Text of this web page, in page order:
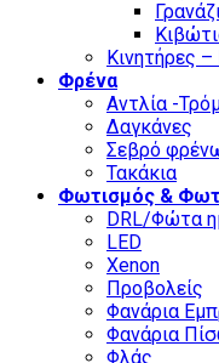
Κινητήρες
Φρένα
Αντλία -
Δαγκάνες
Σεβρό
Τακάκια
Φωτισμός &
DRL/Φώτα
LED
Xenon
Προβολείς
Φανάρια
Φανάρια
Φλάς